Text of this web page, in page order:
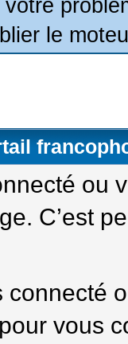
le
ou
C’est
connecté
vous